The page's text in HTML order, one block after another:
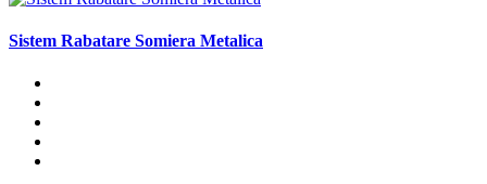
Sistem Rabatare Somiera Metalica